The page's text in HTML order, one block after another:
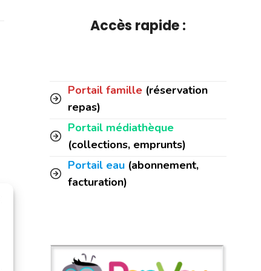
Accès rapide :
Portail famille (réservation
repas)
Portail médiathèque
(collections, emprunts)
Portail eau (abonnement,
facturation)